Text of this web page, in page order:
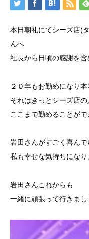
本日朝礼にてシーズ店(
んへ
社長から日頃の感謝を
２０年もお勤めになり
それはきっとシーズ店
ここまで勤めることが
岩田さんがすごく喜ん
私も幸せな気持ちになり
岩田さんこれからも
一緒に頑張って行きま